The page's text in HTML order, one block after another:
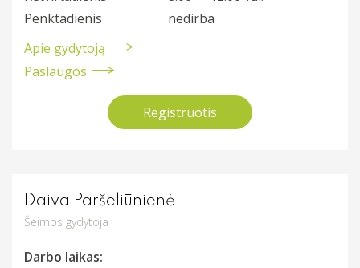
Penktadienis
nedirba
Apie gydytoją
Paslaugos
Registruotis
Daiva Paršeliūnienė
Šeimos gydytoja
Darbo laikas: